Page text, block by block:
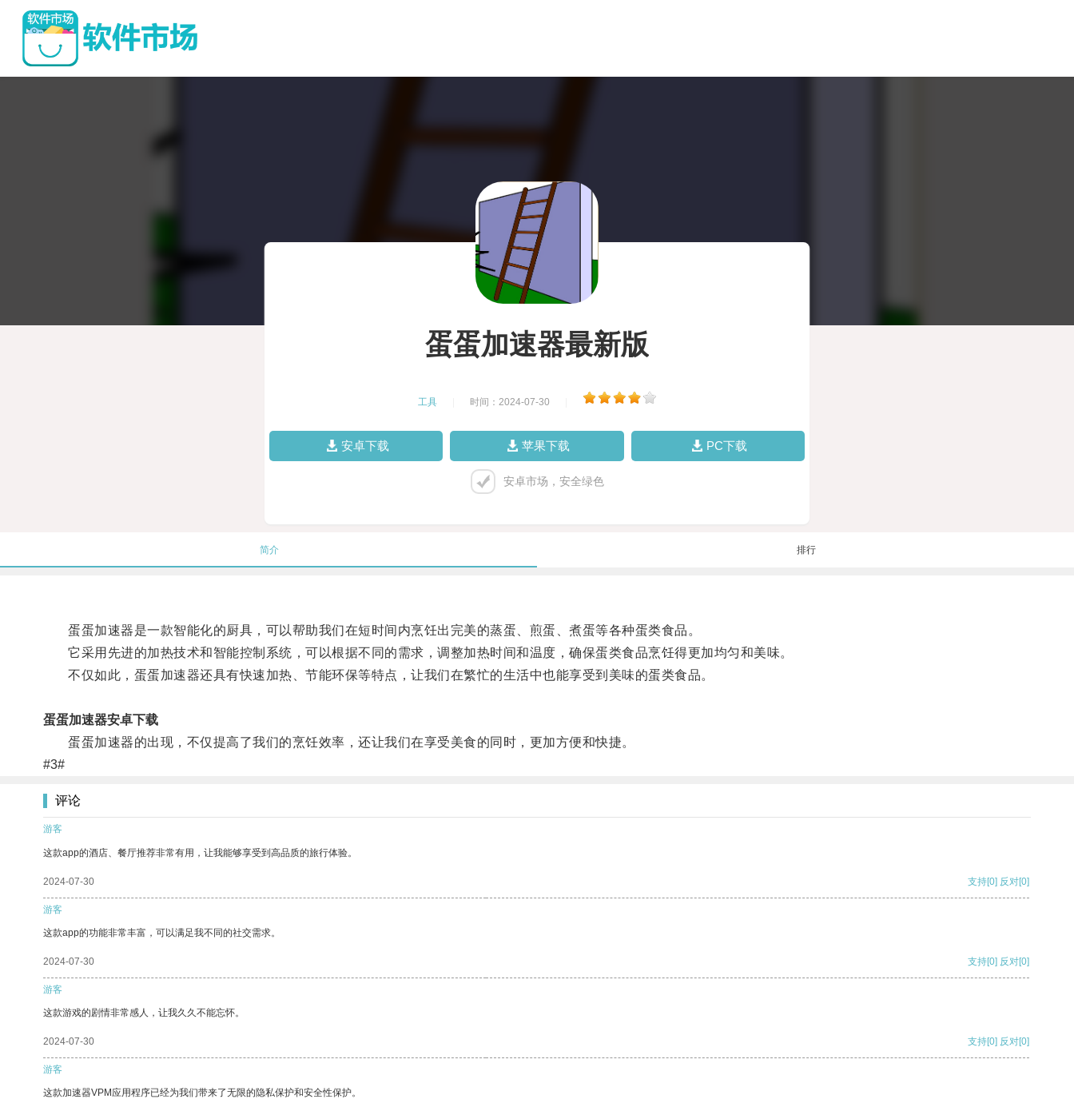
蛋蛋加速器最新版
工具 时间：2024-07-30
安卓下载 苹果下载 PC下载
安卓市场，安全绿色
简介 排行
蛋蛋加速器是一款智能化的厨具，可以帮助我们在短时间内烹饪出完美的蒸蛋、煎蛋、煮蛋等各种蛋类食品。
它采用先进的加热技术和智能控制系统，可以根据不同的需求，调整加热时间和温度，确保蛋类食品烹饪得更加均匀和美味。
不仅如此，蛋蛋加速器还具有快速加热、节能环保等特点，让我们在繁忙的生活中也能享受到美味的蛋类食品。
蛋蛋加速器安卓下载
蛋蛋加速器的出现，不仅提高了我们的烹饪效率，还让我们在享受美食的同时，更加方便和快捷。
#3#
评论
游客
这款app的酒店、餐厅推荐非常有用，让我能够享受到高品质的旅行体验。
2024-07-30 支持[0] 反对[0]
游客
这款app的功能非常丰富，可以满足我不同的社交需求。
2024-07-30 支持[0] 反对[0]
游客
这款游戏的剧情非常感人，让我久久不能忘怀。
2024-07-30 支持[0] 反对[0]
游客
这款加速器VPM应用程序已经为我们带来了无限的隐私保护和安全性保护。